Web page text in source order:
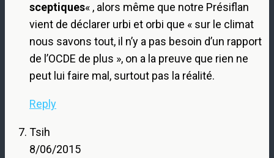
sceptiques« , alors même que notre Présiflan
vient de déclarer urbi et orbi que « sur le climat
nous savons tout, il n’y a pas besoin d’un rapport
de l’OCDE de plus », on a la preuve que rien ne
peut lui faire mal, surtout pas la réalité.
Reply
Tsih
8/06/2015